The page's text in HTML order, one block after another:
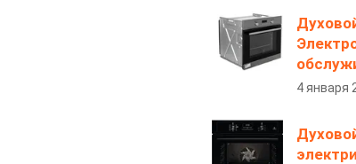
4 января